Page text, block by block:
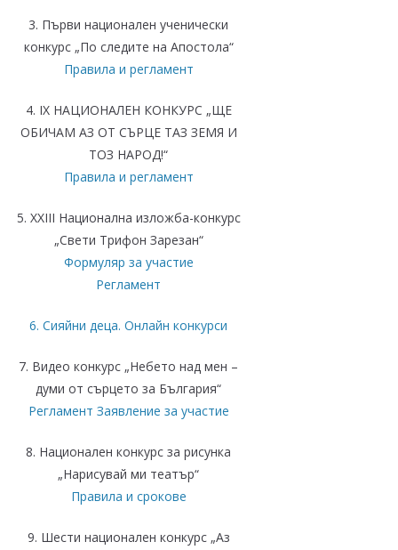
3. Първи национален ученически
конкурс „По следите на Апостола“
Правила и регламент
4. IX НАЦИОНАЛЕН КОНКУРС „ЩЕ
ОБИЧАМ АЗ ОТ СЪРЦЕ ТАЗ ЗЕМЯ И
ТОЗ НАРОД!“
Правила и регламент
5. XXIII Национална изложба-конкурс
„Свети Трифон Зарезан“
Формуляр за участие
Регламент
6. Сияйни деца. Онлайн конкурси
7. Видео конкурс „Небето над мен –
думи от сърцето за България“
Регламент Заявление за участие
8. Национален конкурс за рисунка
„Нарисувай ми театър“
Правила и срокове
9. Шести национален конкурс „Аз